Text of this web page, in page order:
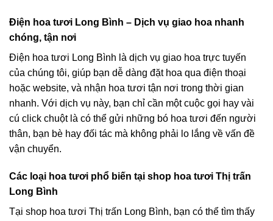
Điện hoa tươi Long Bình – Dịch vụ giao hoa nhanh
chóng, tận nơi
Điện hoa tươi Long Bình là dịch vụ giao hoa trực tuyến
của chúng tôi, giúp bạn dễ dàng đặt hoa qua điện thoại
hoặc website, và nhận hoa tươi tận nơi trong thời gian
nhanh. Với dịch vụ này, bạn chỉ cần một cuộc gọi hay vài
cú click chuột là có thể gửi những bó hoa tươi đến người
thân, bạn bè hay đối tác mà không phải lo lắng về vấn đề
vận chuyển.
Các loại hoa tươi phổ biến tại shop hoa tươi Thị trấn
Long Bình
Tại shop hoa tươi Thị trấn Long Bình, bạn có thể tìm thấy